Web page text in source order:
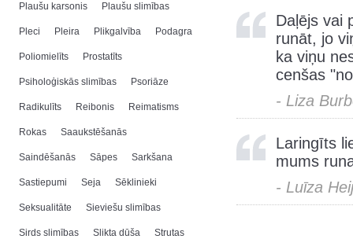
Plaušu karsonis Plaušu slimības
Pleci Pleira Plikgalvība Podagra
Poliomielīts Prostatīts
Psiholoģiskās slimības Psoriāze
Radikulīts Reibonis Reimatisms
Rokas Saaukstēšanās
Saindēšanās Sāpes Sarkšana
Sastiepumi Seja Sēklinieki
Seksualitāte Sieviešu slimības
Sirds slimības Slikta dūša Strutas
Daļējs vai
runāt, jo
ka viņu
cenšas
- Liza
Laringīts
mums
- Luīza